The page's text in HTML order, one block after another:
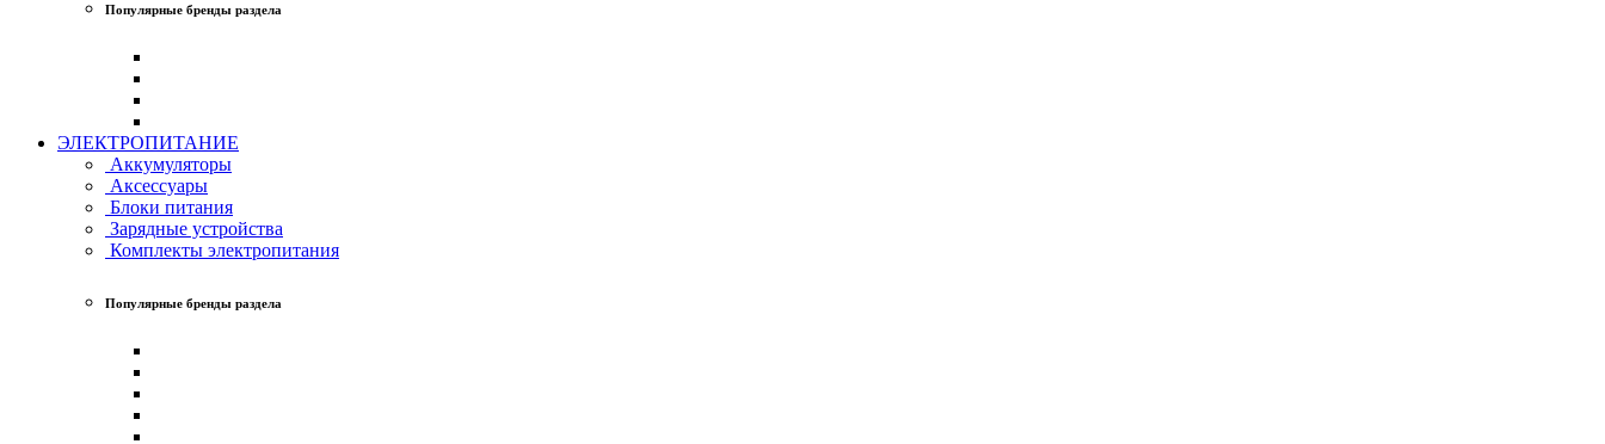
Популярные бренды раздела
ЭЛЕКТРОПИТАНИЕ
Аккумуляторы
Аксессуары
Блоки питания
Зарядные устройства
Комплекты электропитания
Популярные бренды раздела